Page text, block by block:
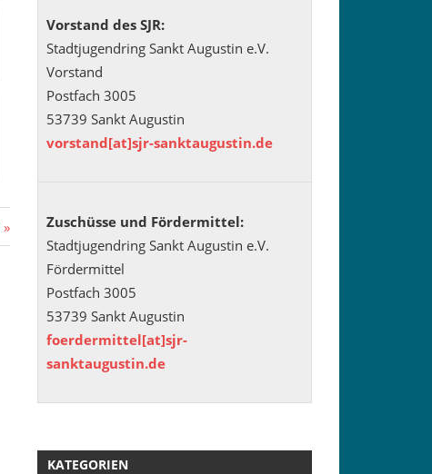
Vorstand des SJR:
Stadtjugendring Sankt Augustin e.V.
Vorstand
Postfach 3005
53739 Sankt Augustin
vorstand[at]sjr-sanktaugustin.de
Zuschüsse und Fördermittel:
Stadtjugendring Sankt Augustin e.V.
Fördermittel
Postfach 3005
53739 Sankt Augustin
foerdermittel[at]sjr-
sanktaugustin.de
KATEGORIEN